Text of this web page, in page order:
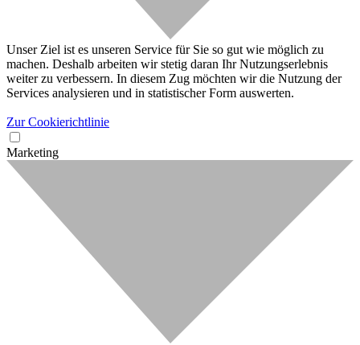
Unser Ziel ist es unseren Service für Sie so gut wie möglich zu
machen. Deshalb arbeiten wir stetig daran Ihr Nutzungserlebnis
weiter zu verbessern. In diesem Zug möchten wir die Nutzung der
Services analysieren und in statistischer Form auswerten.
Zur Cookierichtlinie
Marketing